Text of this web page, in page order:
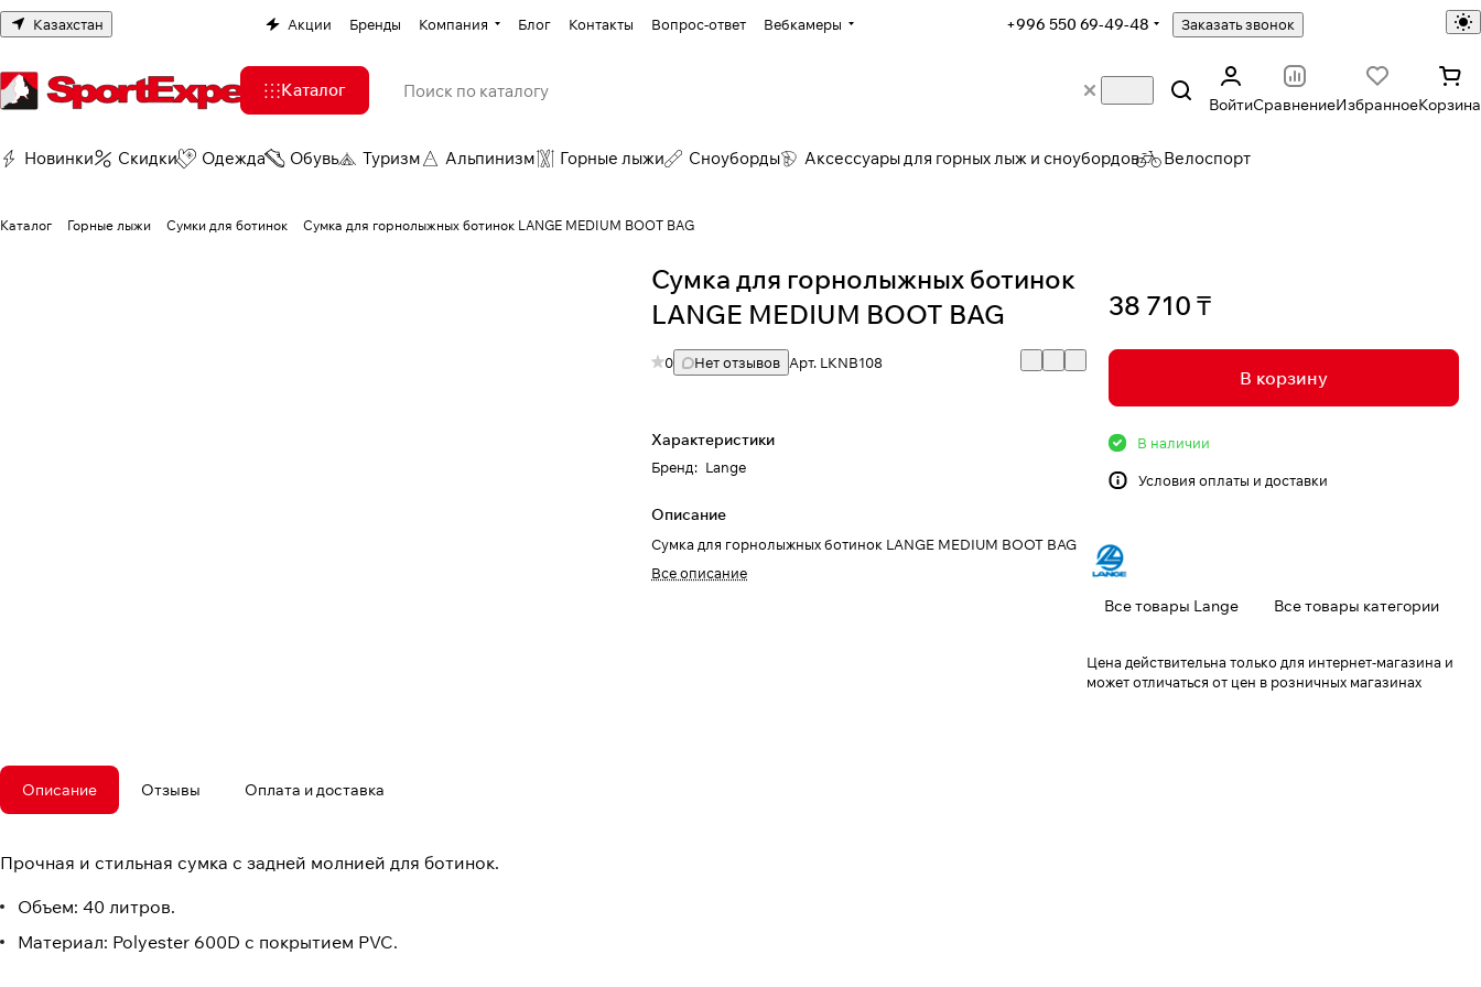
Казахстан Акции Бренды Компания Блог Контакты Вопрос-ответ Вебкамеры +996 550 69-49-48 Заказать звонок
Каталог
ВойтиСравнениеИзбранноеКорзина
Новинки Скидки Одежда Обувь Туризм Альпинизм Горные лыжи Сноуборды Аксессуары для горных лыж и сноубордов Велоспорт
Каталог Горные лыжи Сумки для ботинок Сумка для горнолыжных ботинок LANGE MEDIUM BOOT BAG
Сумка для горнолыжных ботинок
LANGE MEDIUM BOOT BAG
0 Нет отзывов Арт. LKNB108
Характеристики
Бренд: Lange
Описание
Сумка для горнолыжных ботинок LANGE MEDIUM BOOT BAG
Все описание
38 710 ₸
В корзину
В наличии
Условия оплаты и доставки
Все товары Lange Все товары категории
Цена действительна только для интернет-магазина и
может отличаться от цен в розничных магазинах
Описание Отзывы Оплата и доставка
Прочная и стильная сумка с задней молнией для ботинок.
Объем: 40 литров.
Материал: Polyester 600D с покрытием PVC.